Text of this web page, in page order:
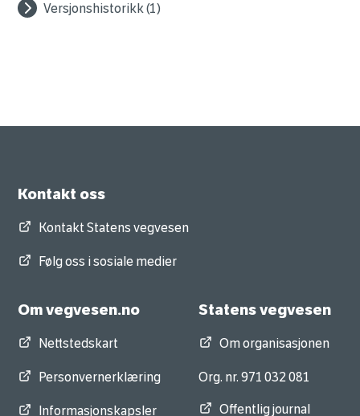
Versjonshistorikk (1)
Kontakt oss
Kontakt Statens vegvesen
Følg oss i sosiale medier
Om vegvesen.no
Nettstedskart
Personvernerklæring
Informasjonskapsler
Statens vegvesen
Om organisasjonen
Org. nr. 971 032 081
Offentlig journal